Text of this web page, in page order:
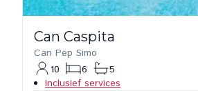
Can Caspita
Can Pep Simo
10
6
5
Inclusief services